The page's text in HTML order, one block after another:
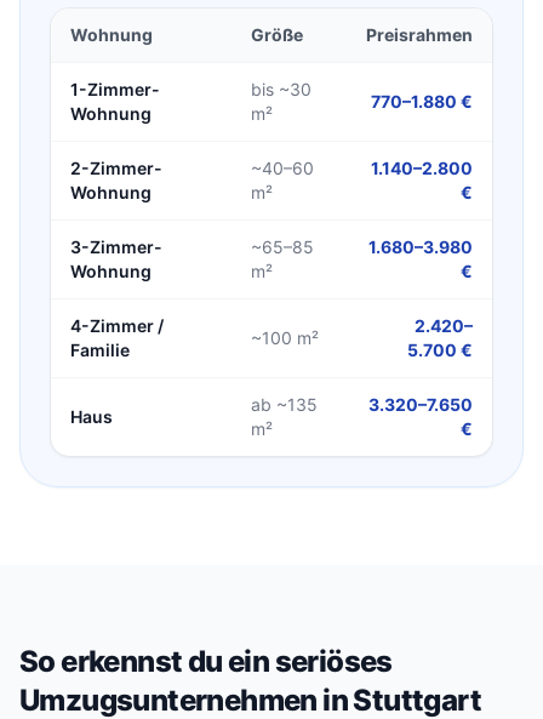
Wohnung Größe Preisrahmen
1-Zimmer-
Wohnung
bis ~30
m²
770–1.880 €
2-Zimmer-
Wohnung
~40–60
m²
1.140–2.800
€
3-Zimmer-
Wohnung
~65–85
m²
1.680–3.980
€
4-Zimmer /
Familie
~100 m²
2.420–
5.700 €
Haus
ab ~135
m²
3.320–7.650
€
So erkennst du ein seriöses
Umzugsunternehmen in Stuttgart